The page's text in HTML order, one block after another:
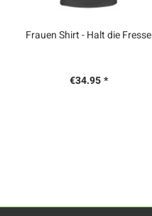
Frauen Shirt - Halt die Fresse
€34.95 *